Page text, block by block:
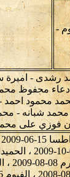
-
رشدى -
دعاء محفوظ
محمود احمد
محمد شبانه -
على محمد